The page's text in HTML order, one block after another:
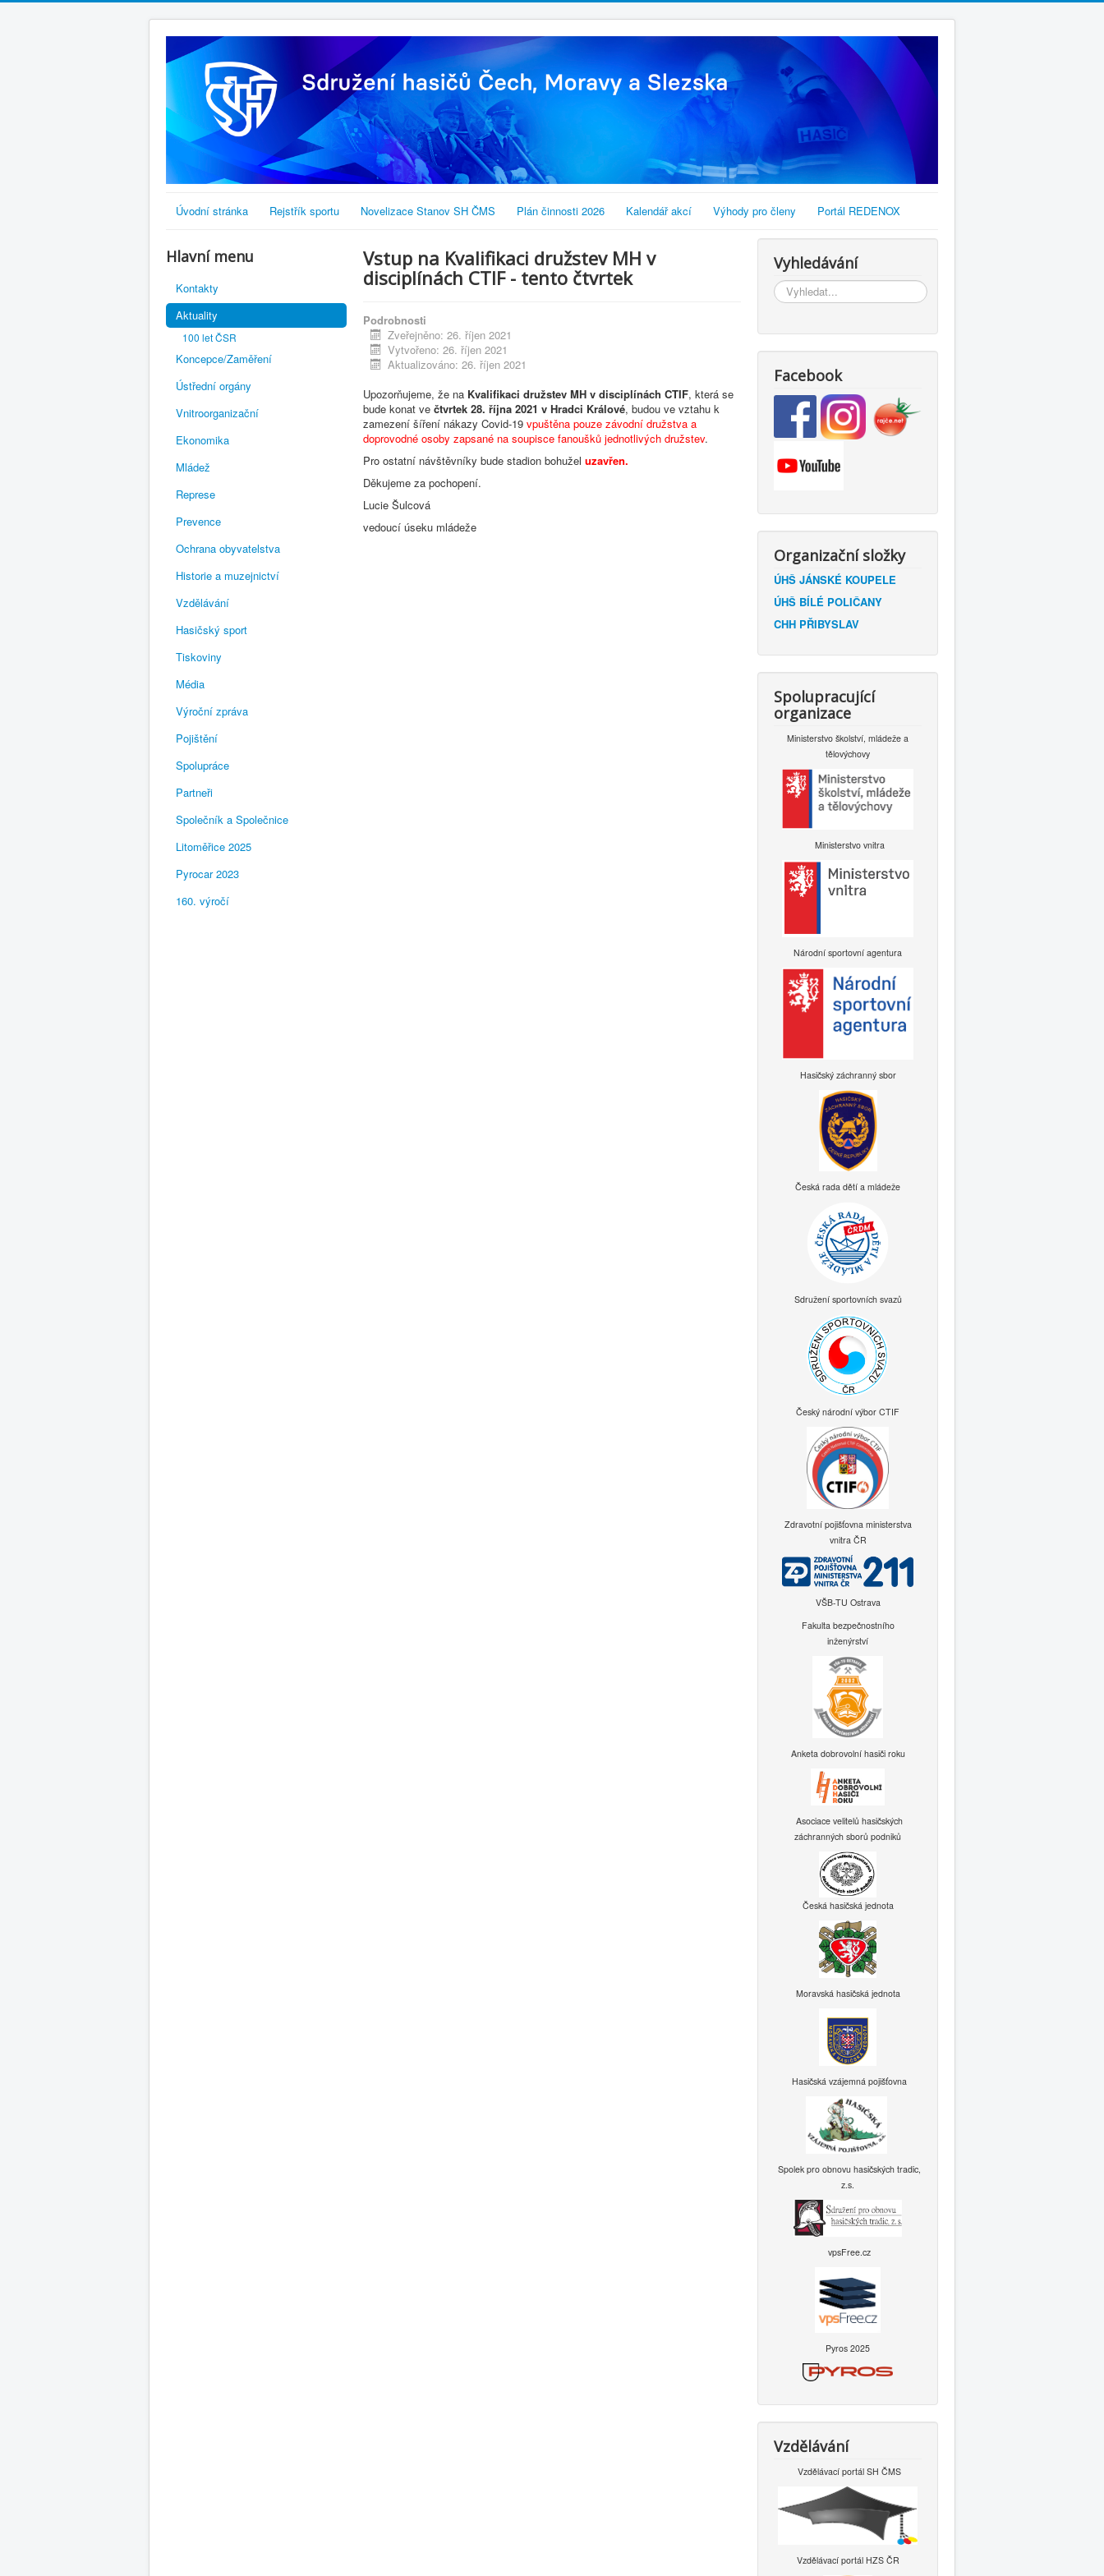
Úvodní stránka Rejstřík sportu Novelizace Stanov SH ČMS Plán činnosti 2026 Kalendář akcí Výhody pro členy Portál REDENOX
Hlavní menu
Kontakty
Aktuality
100 let ČSR
Koncepce/Zaměření
Ústřední orgány
Vnitroorganizační
Ekonomika
Mládež
Represe
Prevence
Ochrana obyvatelstva
Historie a muzejnictví
Vzdělávání
Hasičský sport
Tiskoviny
Média
Výroční zpráva
Pojištění
Spolupráce
Partneři
Společník a Společnice
Litoměřice 2025
Pyrocar 2023
160. výročí
Vstup na Kvalifikaci družstev MH v
disciplínách CTIF - tento čtvrtek
Podrobnosti
Zveřejněno: 26. říjen 2021
Vytvořeno: 26. říjen 2021
Aktualizováno: 26. říjen 2021
Upozorňujeme, že na Kvalifikaci družstev MH v disciplínách CTIF, která se
bude konat ve čtvrtek 28. října 2021 v Hradci Králové, budou ve vztahu k
zamezení šíření nákazy Covid-19 vpuštěna pouze závodní družstva a
doprovodné osoby zapsané na soupisce fanoušků jednotlivých družstev.
Pro ostatní návštěvníky bude stadion bohužel uzavřen.
Děkujeme za pochopení.
Lucie Šulcová
vedoucí úseku mládeže
Vyhledávání
Vyhledávání...
Facebook
Organizační složky
ÚHŠ JÁNSKÉ KOUPELE
ÚHŠ BÍLÉ POLIČANY
CHH PŘIBYSLAV
Spolupracující
organizace
Ministerstvo školství, mládeže a
tělovýchovy
Ministerstvo vnitra
Národní sportovní agentura
Hasičský záchranný sbor
Česká rada dětí a mládeže
Sdružení sportovních svazů
Český národní výbor CTIF
Zdravotní pojišťovna ministerstva
vnitra ČR
VŠB-TU Ostrava
Fakulta bezpečnostního
inženýrství
Anketa dobrovolní hasiči roku
Asociace velitelů hasičských
záchranných sborů podniků
Česká hasičská jednota
Moravská hasičská jednota
Hasičská vzájemná pojišťovna
Spolek pro obnovu hasičských tradic,
z.s.
vpsFree.cz
Pyros 2025
Vzdělávání
Vzdělávací portál SH ČMS
Vzdělávací portál HZS ČR